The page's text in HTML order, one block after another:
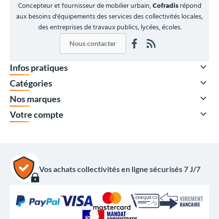
205,00 €
246,00 € TTC
x2
x4
x12
205,00 €
Concepteur et fournisseur de mobilier urbain,Cofradisrépond
aux besoins d'équipements des services des collectivités locales,
des entreprises de travaux publics, lycées, écoles.
Nous contacter
Infos pratiques 
Catégories 
Nos marques 
Votre compte 
Vos achats collectivités en ligne sécurisés 7 J/7